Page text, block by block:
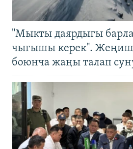
"Мыкты даярдыгы
чыгышы керек". Жеңиш
боюнча жаңы талап